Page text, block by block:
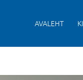
AVALEHT